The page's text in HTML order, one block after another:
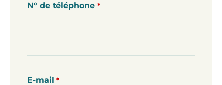
N° de téléphone *
E-mail *